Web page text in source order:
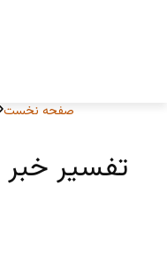
صفحه نخست
تفسیر خبر